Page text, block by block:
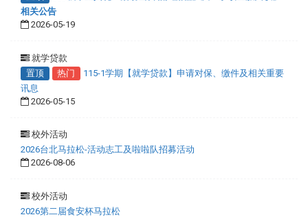
相关公告
2026-05-19
就学贷款
置顶
热门
115-1学期【就学贷款】申请对保、缴件及相关重要
讯息
2026-05-15
校外活动
2026台北马拉松-活动志工及啦啦队招募活动
2026-08-06
校外活动
2026第二届食安杯马拉松